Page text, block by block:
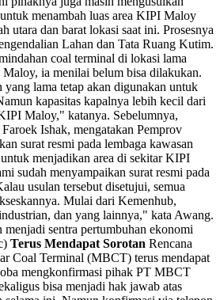
menambah luas area KIPI Maloy
utara dan barat lokasi saat ini. Prosesnya
Lahan dan Tata Ruang Kutim.
coal terminal di lokasi lama
ia menilai belum bisa dilakukan.
lama tetap akan digunakan untuk
kapasitas kapalnya lebih kecil dari
Maloy," katanya. Sebelumnya,
Ishak, mengatakan Pemprov
surat resmi pada lembaga kawasan
menjadikan area di sekitar KIPI
sudah menyampaikan surat resmi pada
usulan tersebut disetujui, semua
Mulai dari Kemenhub,
dan yang lainnya," kata Awang.
sentra pertumbuhan ekonomi
Terus Mendapat Sorotan Rencana
Coal Terminal (MBCT) terus mendapat
mengkonfirmasi pihak PT MBCT
bisa menjadi hak jawab atas